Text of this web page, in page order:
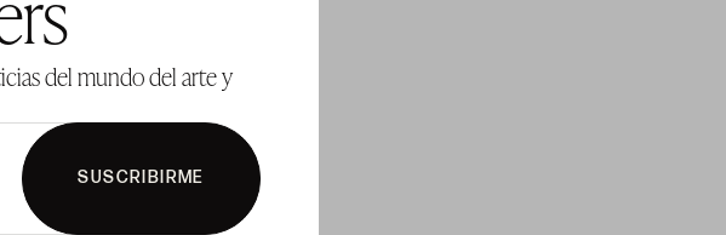
del mundo del arte y
SUSCRIBIRME